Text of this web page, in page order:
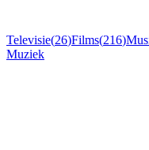
Televisie(26)Films(216)
Muziek